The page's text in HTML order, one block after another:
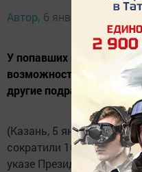
Автор, 6 января 2018 -
У попавших под
возможность
другие подразделения
(Казань, 5 января,
сократили 10 тысяч
указе Президента